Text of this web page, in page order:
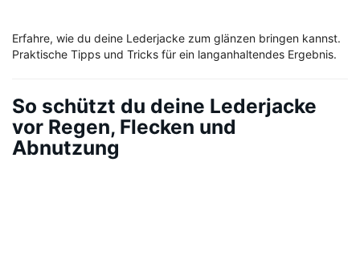
Erfahre, wie du deine Lederjacke zum glänzen bringen kannst.
Praktische Tipps und Tricks für ein langanhaltendes Ergebnis.
So schützt du deine Lederjacke
vor Regen, Flecken und
Abnutzung